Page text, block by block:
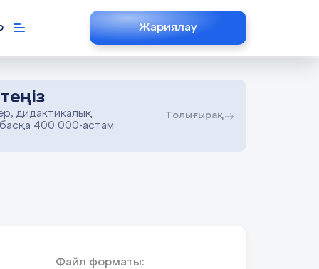
Жариялау
дидактикалық
400 000-астам
Толығырақ
Файл форматы: